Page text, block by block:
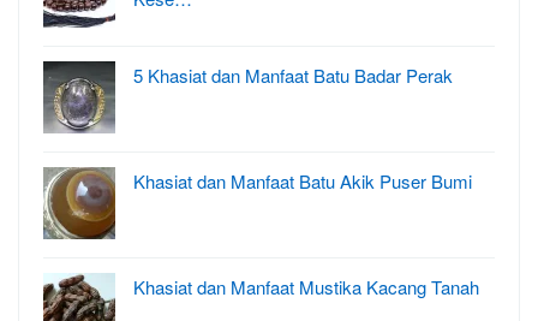
5 Khasiat dan Manfaat Batu Badar Perak
Khasiat dan Manfaat Batu Akik Puser Bumi
Khasiat dan Manfaat Mustika Kacang Tanah